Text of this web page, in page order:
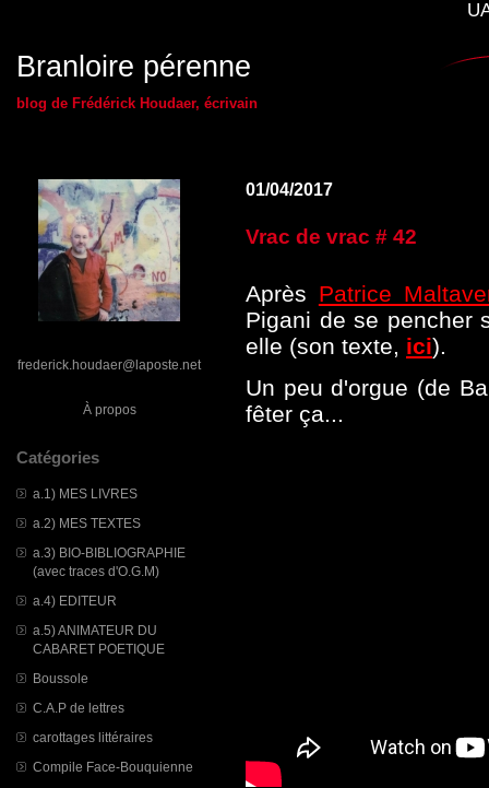
Branloire pérenne
blog de Frédérick Houdaer, écrivain
frederick.houdaer@laposte.net
À propos
Catégories
a.1) MES LIVRES
a.2) MES TEXTES
a.3) BIO-BIBLIOGRAPHIE
(avec traces d'O.G.M)
a.4) EDITEUR
a.5) ANIMATEUR DU
CABARET POETIQUE
Boussole
C.A.P de lettres
carottages littéraires
Compile Face-Bouquienne
01/04/2017
Vrac de vrac # 42
Après Patrice
Pigani de se pencher
elle (son texte, ici).
Un peu d'orgue (de
fêter ça...